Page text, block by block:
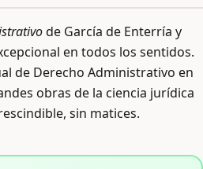
de García de Enterría y
en todos los sentidos.
de Derecho Administrativo en
obras de la ciencia jurídica
sin matices.